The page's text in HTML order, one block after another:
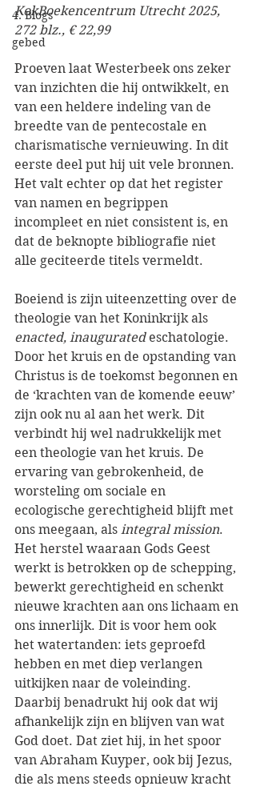
4. Blogs
gebed
KokBoekencentrum Utrecht 2025,
272 blz., € 22,99
Proeven laat Westerbeek ons zeker
van inzichten die hij ontwikkelt, en
van een heldere indeling van de
breedte van de pentecostale en
charismatische vernieuwing. In dit
eerste deel put hij uit vele bronnen.
Het valt echter op dat het register
van namen en begrippen
incompleet en niet consistent is, en
dat de beknopte bibliografie niet
alle geciteerde titels vermeldt.
Boeiend is zijn uiteenzetting over de
theologie van het Koninkrijk als
enacted, inaugurated eschatologie.
Door het kruis en de opstanding van
Christus is de toekomst begonnen en
de ‘krachten van de komende eeuw’
zijn ook nu al aan het werk. Dit
verbindt hij wel nadrukkelijk met
een theologie van het kruis. De
ervaring van gebrokenheid, de
worsteling om sociale en
ecologische gerechtigheid blijft met
ons meegaan, als integral mission.
Het herstel waaraan Gods Geest
werkt is betrokken op de schepping,
bewerkt gerechtigheid en schenkt
nieuwe krachten aan ons lichaam en
ons innerlijk. Dit is voor hem ook
het watertanden: iets geproefd
hebben en met diep verlangen
uitkijken naar de voleinding.
Daarbij benadrukt hij ook dat wij
afhankelijk zijn en blijven van wat
God doet. Dat ziet hij, in het spoor
van Abraham Kuyper, ook bij Jezus,
die als mens steeds opnieuw kracht